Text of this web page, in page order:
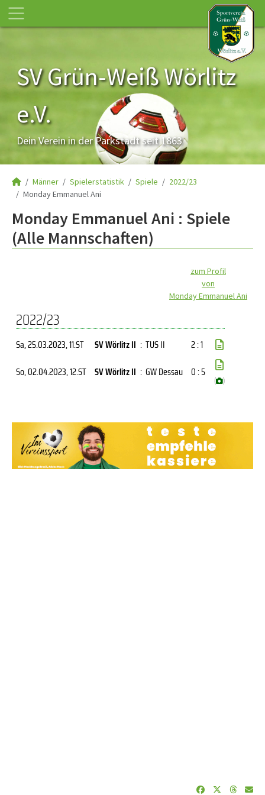
SV Grün-Weiß Wörlitz
e.V.
Dein Verein in der Parkstadt seit 1863
Männer Spielerstatistik Spiele
2022/23
Monday Emmanuel Ani
Monday Emmanuel Ani : Spiele
(Alle Mannschaften)
zum Profil
von
Monday Emmanuel Ani
2022/23
Sa, 25.03.2023, 11.ST SV Wörlitz II : TUS II
2 : 1
So, 02.04.2023, 12.ST SV Wörlitz II : GW Dessau 0 : 5
( )